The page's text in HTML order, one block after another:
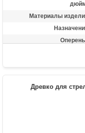
Материалы
Древко для